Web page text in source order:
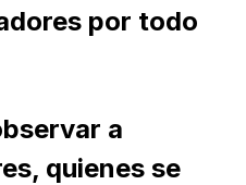
por todo
a
quienes se